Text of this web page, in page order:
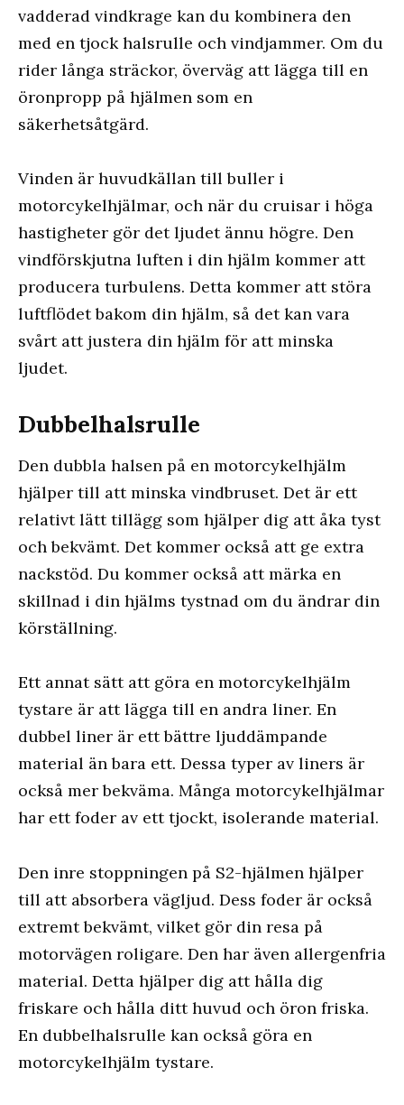
vadderad vindkrage kan du kombinera den
med en tjock halsrulle och vindjammer. Om du
rider långa sträckor, överväg att lägga till en
öronpropp på hjälmen som en
säkerhetsåtgärd.
Vinden är huvudkällan till buller i
motorcykelhjälmar, och när du cruisar i höga
hastigheter gör det ljudet ännu högre. Den
vindförskjutna luften i din hjälm kommer att
producera turbulens. Detta kommer att störa
luftflödet bakom din hjälm, så det kan vara
svårt att justera din hjälm för att minska
ljudet.
Dubbelhalsrulle
Den dubbla halsen på en motorcykelhjälm
hjälper till att minska vindbruset. Det är ett
relativt lätt tillägg som hjälper dig att åka tyst
och bekvämt. Det kommer också att ge extra
nackstöd. Du kommer också att märka en
skillnad i din hjälms tystnad om du ändrar din
körställning.
Ett annat sätt att göra en motorcykelhjälm
tystare är att lägga till en andra liner. En
dubbel liner är ett bättre ljuddämpande
material än bara ett. Dessa typer av liners är
också mer bekväma. Många motorcykelhjälmar
har ett foder av ett tjockt, isolerande material.
Den inre stoppningen på S2-hjälmen hjälper
till att absorbera vägljud. Dess foder är också
extremt bekvämt, vilket gör din resa på
motorvägen roligare. Den har även allergenfria
material. Detta hjälper dig att hålla dig
friskare och hålla ditt huvud och öron friska.
En dubbelhalsrulle kan också göra en
motorcykelhjälm tystare.